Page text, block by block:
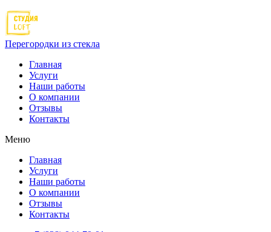
Перегородки из стекла
Главная
Услуги
Наши работы
О компании
Отзывы
Контакты
Меню
Главная
Услуги
Наши работы
О компании
Отзывы
Контакты